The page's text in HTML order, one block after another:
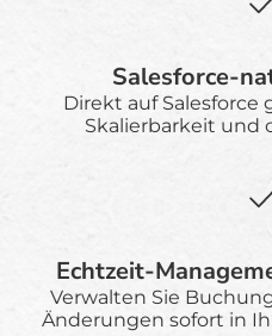
Salesforce-
Direkt auf Salesforce
Skalierbarkeit und
Echtzeit-
Verwalten Sie
Änderungen sofort in